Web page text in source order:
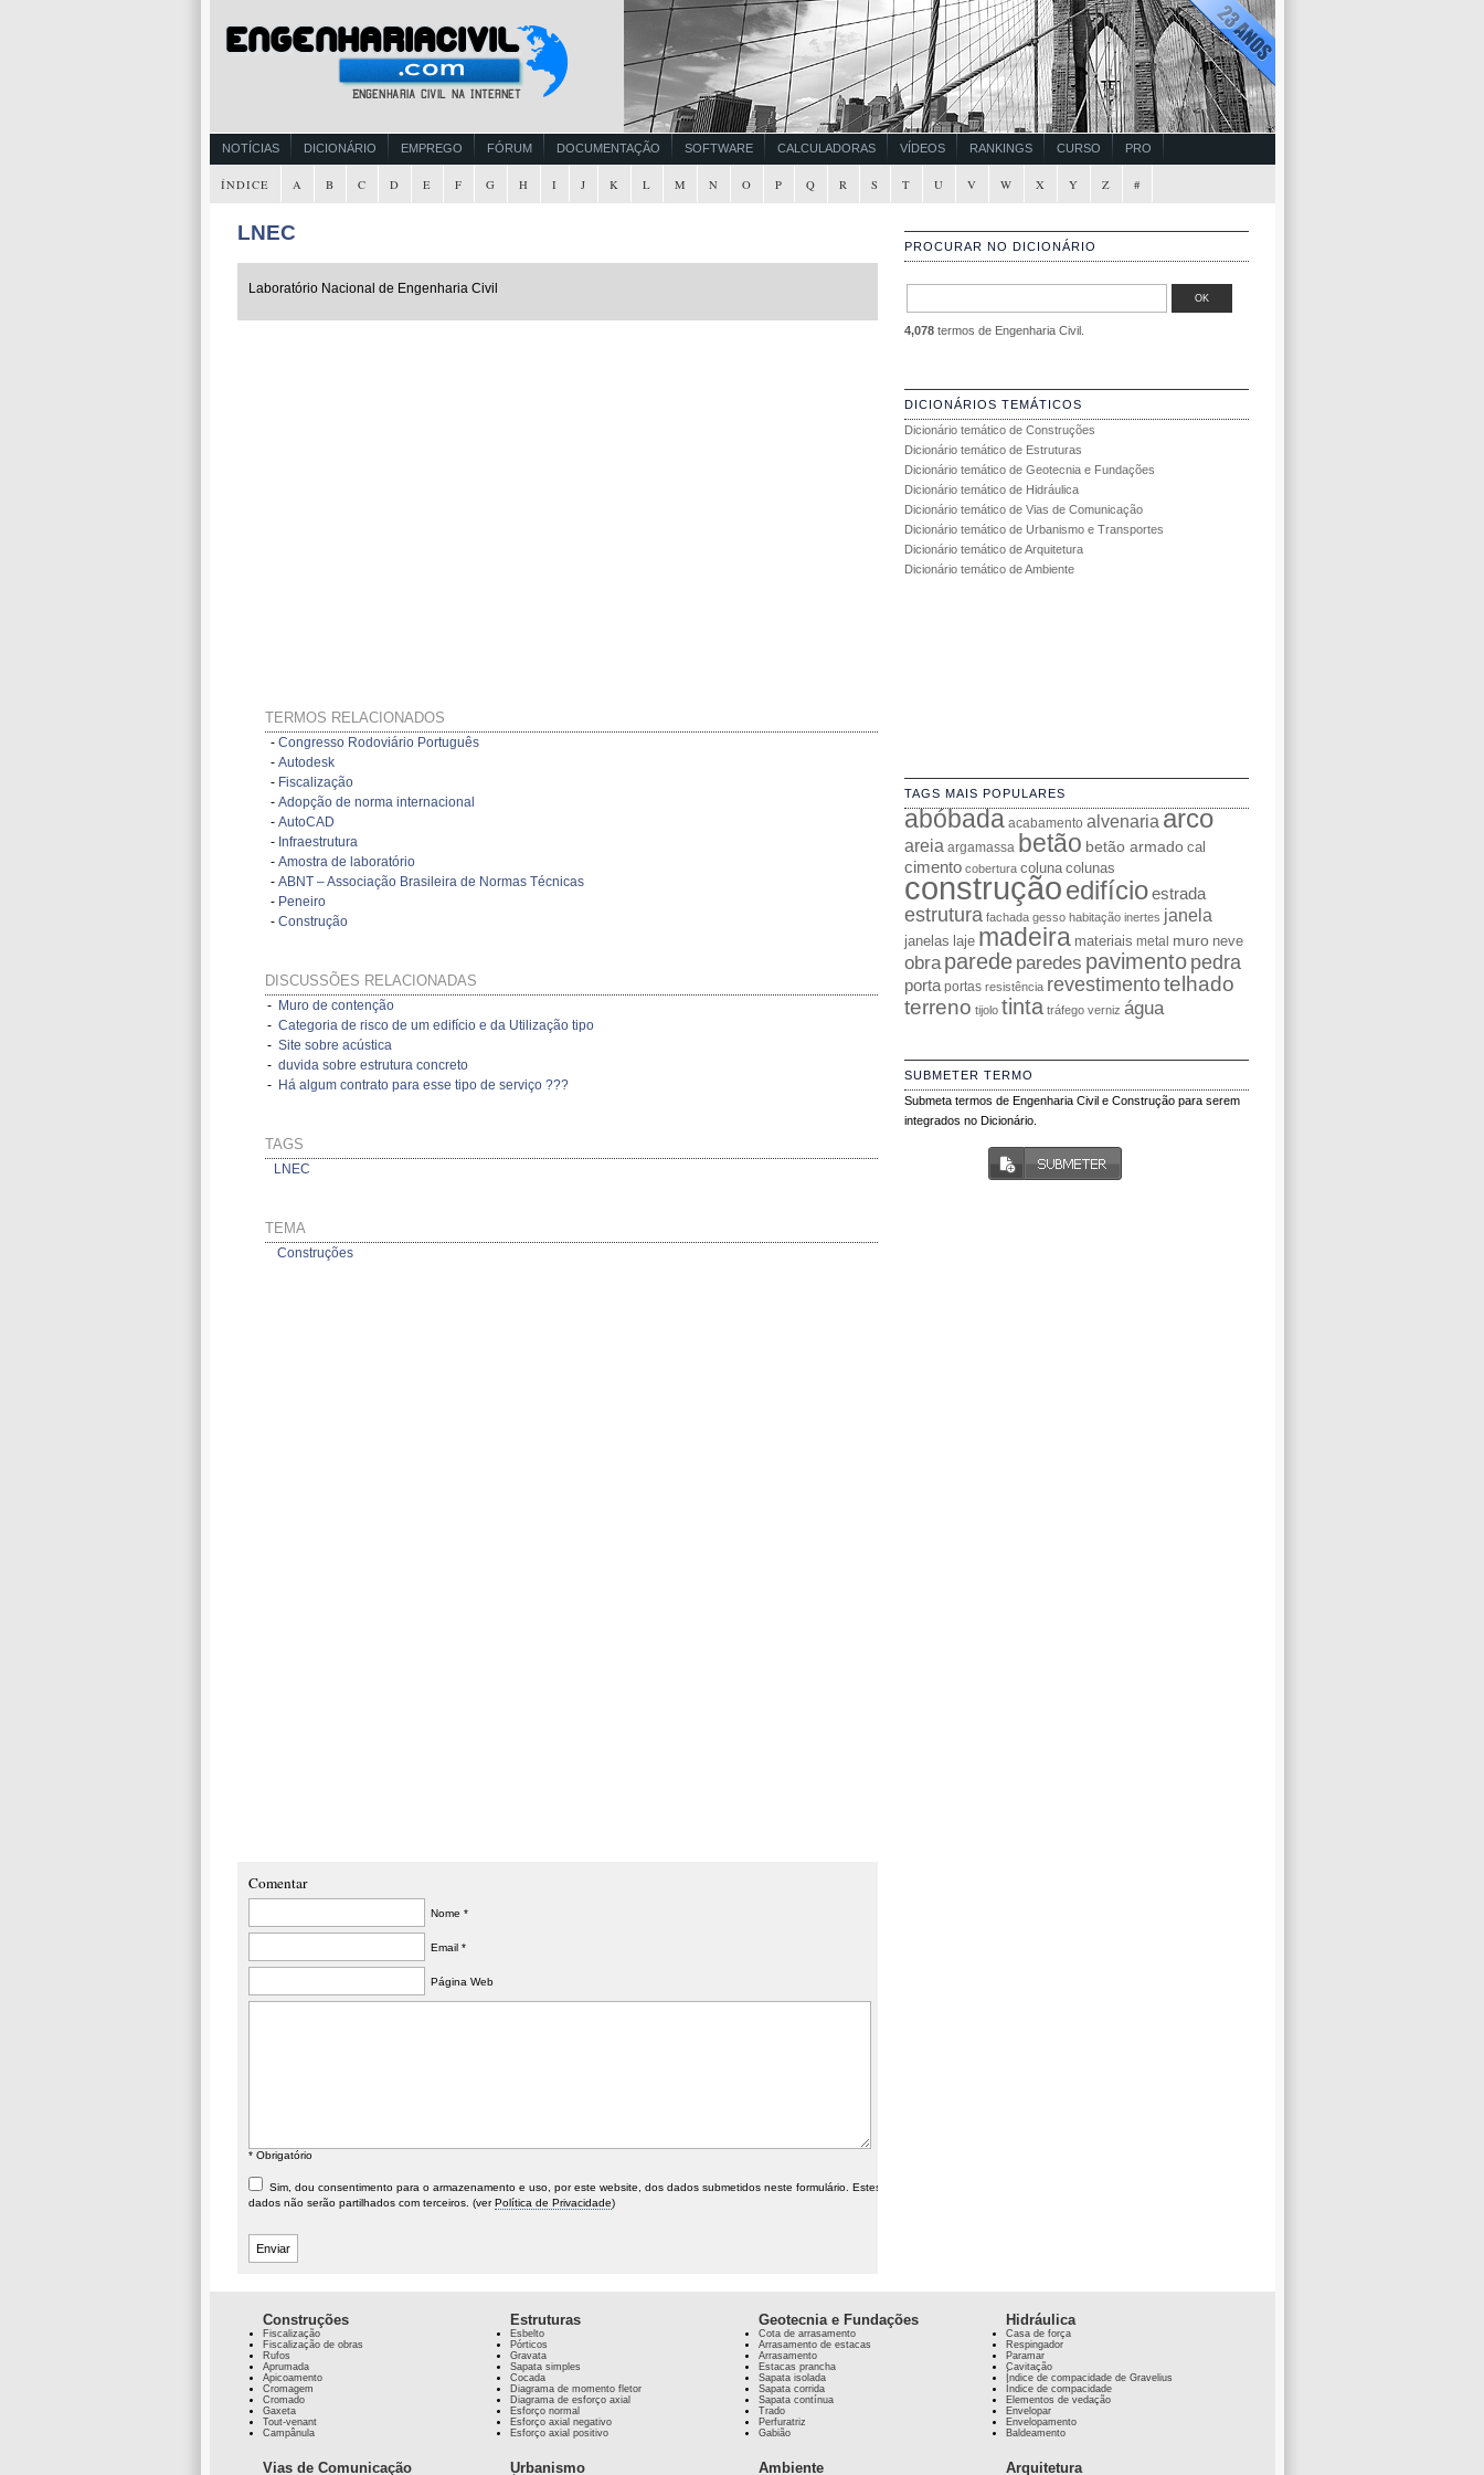
NOTÍCIAS DICIONÁRIO EMPREGO FÓRUM DOCUMENTAÇÃO SOFTWARE CALCULADORAS VÍDEOS RANKINGS CURSO PRO
ÍNDICE A B C D E F G H I J K L M N O P Q R S T U V W X Y Z #
LNEC
Laboratório Nacional de Engenharia Civil
TERMOS RELACIONADOS
- Congresso Rodoviário Português
- Autodesk
- Fiscalização
- Adopção de norma internacional
- AutoCAD
- Infraestrutura
- Amostra de laboratório
- ABNT – Associação Brasileira de Normas Técnicas
- Peneiro
- Construção
DISCUSSÕES RELACIONADAS
- Muro de contenção
- Categoria de risco de um edifício e da Utilização tipo
- Site sobre acústica
- duvida sobre estrutura concreto
- Há algum contrato para esse tipo de serviço ???
TAGS
LNEC
TEMA
Construções
Comentar
Nome *
Email *
Página Web
* Obrigatório
Sim, dou consentimento para o armazenamento e uso, por este website, dos dados submetidos neste formulário. Estes
dados não serão partilhados com terceiros. (verPolítica de Privacidade)
PROCURAR NO DICIONÁRIO
4,078termos de Engenharia Civil.
DICIONÁRIOS TEMÁTICOS
Dicionário temático de Construções
Dicionário temático de Estruturas
Dicionário temático de Geotecnia e Fundações
Dicionário temático de Hidráulica
Dicionário temático de Vias de Comunicação
Dicionário temático de Urbanismo e Transportes
Dicionário temático de Arquitetura
Dicionário temático de Ambiente
TAGS MAIS POPULARES
abóbada acabamento alvenariaarco
areia argamassa betão betão armado cal
cimento cobertura coluna colunas
construçãoedifício estrada
estrutura fachada gesso habitação inertes janela
janelas laje madeira materiais metal muro neve
obra parede paredes pavimento pedra
porta portas resistência revestimentotelhado
terreno tijolo tinta tráfego verniz água
SUBMETER TERMO
Submeta termos de Engenharia Civil e Construção para serem
integrados no Dicionário.
Construções
Fiscalização
Fiscalização de obras
Rufos
Aprumada
Apicoamento
Cromagem
Cromado
Gaxeta
Tout-venant
Campânula
Estruturas
Esbelto
Pórticos
Gravata
Sapata simples
Cocada
Diagrama de momento fletor
Diagrama de esforço axial
Esforço normal
Esforço axial negativo
Esforço axial positivo
Geotecnia e Fundações
Cota de arrasamento
Arrasamento de estacas
Arrasamento
Estacas prancha
Sapata isolada
Sapata corrida
Sapata contínua
Trado
Perfuratriz
Gabião
Hidráulica
Casa de força
Respingador
Paramar
Cavitação
Índice de compacidade de Gravelius
Índice de compacidade
Elementos de vedação
Envelopar
Envelopamento
Baldeamento
Vias de Comunicação Urbanismo Ambiente Arquitetura